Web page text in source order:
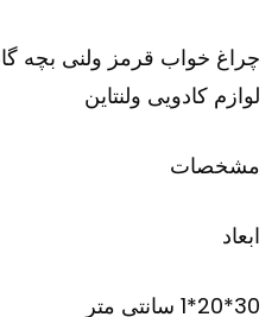
چراغ خواب قرمز ولنی بچه
لوازم کادویی ولنتاین
مشخصات
ابعاد
30*20*1 سانتی متر